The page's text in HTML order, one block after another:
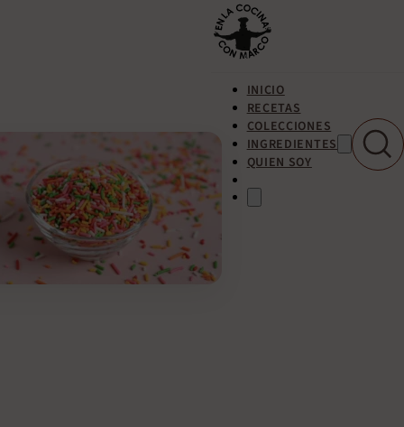
INICIO
RECETAS
COLECCIONES
INGREDIENTES
QUIEN SOY